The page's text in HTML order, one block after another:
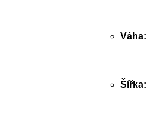
Váha:
Šířka: